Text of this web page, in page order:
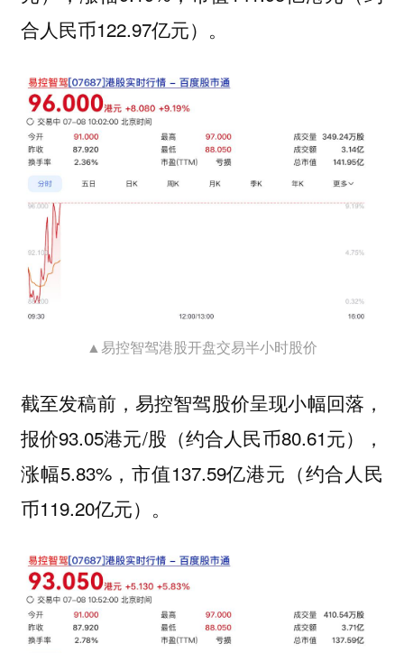
合人民币122.97亿元）。
▲易控智驾港股开盘交易半小时股价
截至发稿前，易控智驾股价呈现小幅回落，
报价93.05港元/股（约合人民币80.61元），
涨幅5.83%，市值137.59亿港元（约合人民
币119.20亿元）。